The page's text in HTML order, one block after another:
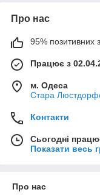
Про нас
95% позитивних з
Працює з
м. Одеса
Стара
Контакти
Сьогодні
Показати весь
Про нас